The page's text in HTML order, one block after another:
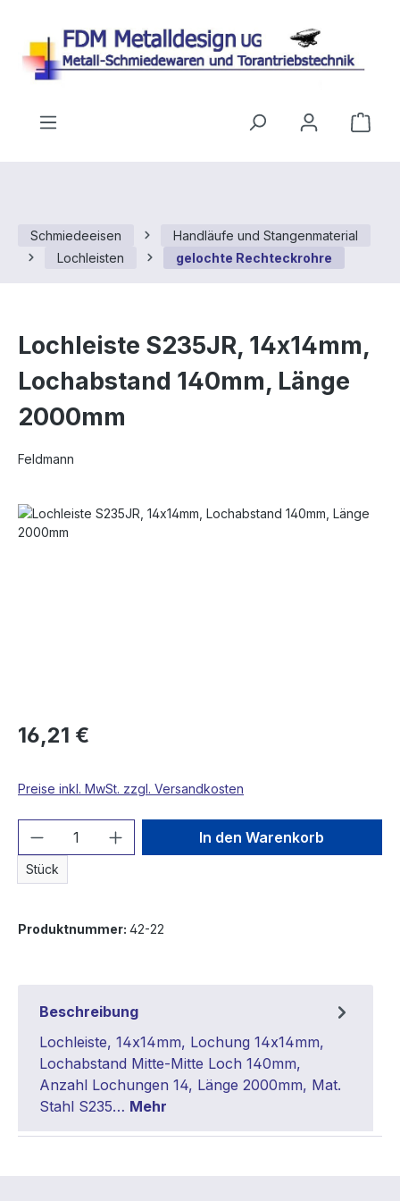
Schmiedeeisen
Handläufe und Stangenmaterial
Lochleisten
gelochte Rechteckrohre
Lochleiste S235JR, 14x14mm,
Lochabstand 140mm, Länge
2000mm
Feldmann
Bildergalerie überspringen
16,21 €
Preise inkl. MwSt. zzgl. Versandkosten
Produkt Anzahl: Gib den
Stück
In den Warenkorb
Produktnummer: 42-22
Beschreibung
Lochleiste, 14x14mm, Lochung 14x14mm,
Lochabstand Mitte-Mitte Loch 140mm,
Anzahl Lochungen 14, Länge 2000mm, Mat.
Stahl S235… Mehr